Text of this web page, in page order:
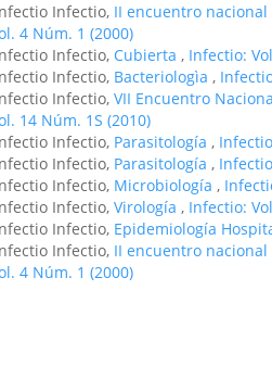
Infectio, II encuentro
4 Núm. 1 (2000)
Infectio, Cubierta , Infectio:
Infectio, Bacteriologìa ,
Infectio, VII Encuentro
14 Núm. 1S (2010)
Infectio, Parasitología ,
Infectio, Parasitología ,
Infectio, Microbiología ,
Infectio, Virología , Infectio:
Infectio, Epidemiología
Infectio, II encuentro
4 Núm. 1 (2000)